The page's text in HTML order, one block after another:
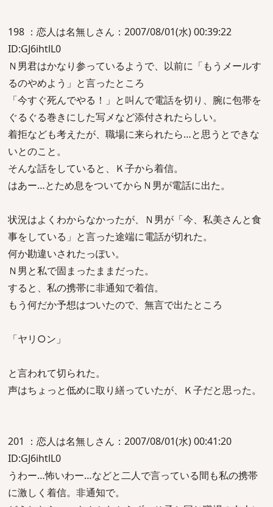
198 ：恋人は名無しさん：2007/08/01(水) 00:39:22
ID:GJ6ihtlL0
Ｎ男君はかなり参っているようで、以前に「もうメールす
るのやめよう」と言ったところ
「今すぐ死んでやる！」と叫んで電話を切り、腕に包帯を
ぐるぐる巻きにした写メなど添付されたらしい。
着拒なども考えたが、職場に来られたら…と思うとできな
いとのこと。
そんな話をしていると、Ｋ子から着信。
はあー…とため息をついてからＮ男が電話に出た。
状況はよくわからなかったが、Ｎ男が「今、私美さんと食
事をしている」と言った途端に電話が切れた。
何か勘違いされたっぽい。
Ｎ男と私で固まったままだった。
すると、私の携帯に非通知で着信。
もう何だか予想はついたので、無言で出たところ
「ヤリ○ン」
と言われて切られた。
声はちょっと低めに取り繕っていたが、Ｋ子だと思った。
201 ：恋人は名無しさん：2007/08/01(水) 00:41:20
ID:GJ6ihtlL0
うわー…怖いわー…などと二人で言っている間も私の携帯
に激しく着信。非通知で。